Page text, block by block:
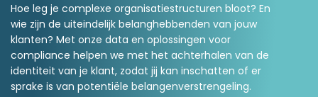
Hoe leg je complexe organisatiestructuren bloot? En
wie zijn de uiteindelijk belanghebbenden van jouw
klanten? Met onze data en oplossingen voor
compliance helpen we met het achterhalen van de
identiteit van je klant, zodat jij kan inschatten of er
sprake is van potentiële belangenverstrengeling.